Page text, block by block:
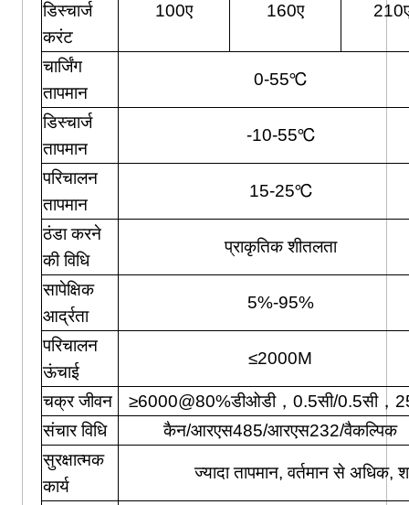
डिस्चार्ज
करंट
100ए 160ए
चार्जिंग
तापमान
0-55℃
डिस्चार्ज
तापमान
-10-55℃
परिचालन
तापमान
15-25℃
ठंडा करने
की विधि
प्राकृतिक शीतलता
सापेक्षिक
आर्द्रता
5%-95%
परिचालन
ऊंचाई
≤2000M
चक्र जीवन
≥6000@80%डीओडी，0.5सी/0.5सी，
संचार विधि
कैन/आरएस485/आरएस232/वैकल्पिक
सुरक्षात्मक
कार्य
ज्यादा तापमान, वर्तमान से अधिक,